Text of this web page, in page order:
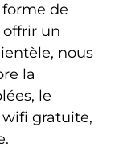
de
un
nous
la
le
gratuite,